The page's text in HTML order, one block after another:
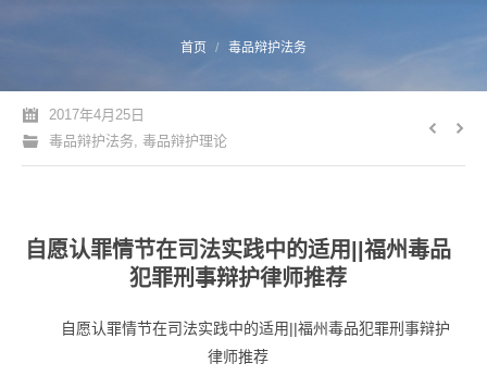
首页 毒品辩护法务
2017年4月25日
毒品辩护法务, 毒品辩护理论
自愿认罪情节在司法实践中的适用||福州毒品
犯罪刑事辩护律师推荐
自愿认罪情节在司法实践中的适用||福州毒品犯罪刑事辩护
律师推荐